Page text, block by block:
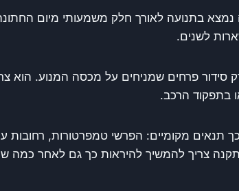
בתנועה לאורך חלק משמעותי מיום
לשנים.
סידור פרחים שמניחים על מכסה המנוע.
בתפקוד הרכב.
תנאים מקומיים: הפרשי טמפרטורות, רחובות
צריך להמשיך להיראות כך גם לאחר כמה